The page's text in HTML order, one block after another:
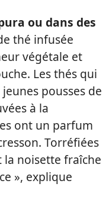
ou dans des
thé infusée
végétale et
Les thés qui
pousses de
à la
ont un parfum
Torréfiées
la noisette fraîche
», explique